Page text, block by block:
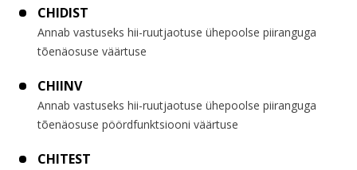
CHIDIST
Annab vastuseks hii-ruutjaotuse ühepoolse piiranguga
tõenäosuse väärtuse
CHIINV
Annab vastuseks hii-ruutjaotuse ühepoolse piiranguga
tõenäosuse pöördfunktsiooni väärtuse
CHITEST